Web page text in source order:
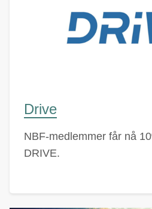
Drive
NBF-medlemmer får nå
DRIVE.